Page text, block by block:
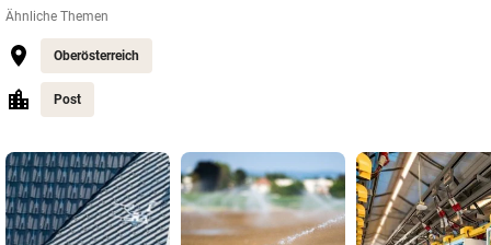
Ähnliche Themen
Oberösterreich
Post